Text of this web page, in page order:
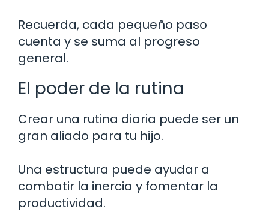
Recuerda, cada pequeño paso
cuenta y se suma al progreso
general.
El poder de la rutina
Crear una rutina diaria puede ser un
gran aliado para tu hijo.
Una estructura puede ayudar a
combatir la inercia y fomentar la
productividad.